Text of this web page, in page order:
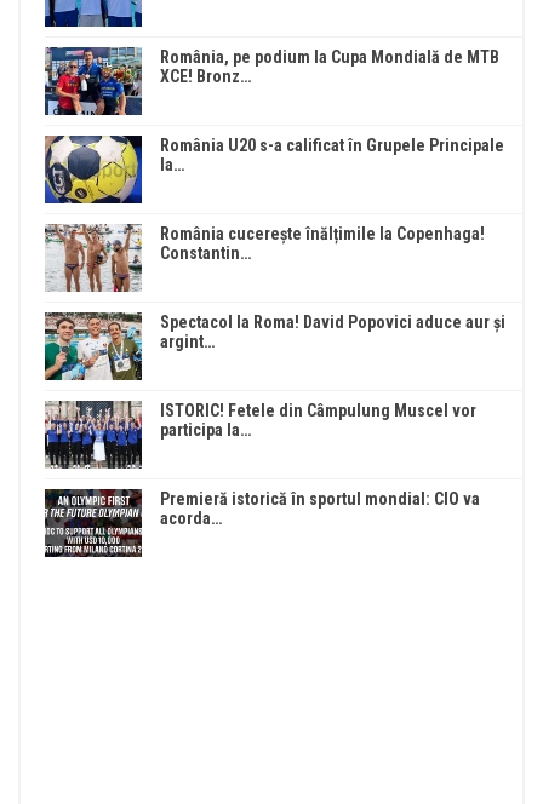
România, pe podium la Cupa Mondială de MTB
XCE! Bronz…
România U20 s-a calificat în Grupele Principale
la…
România cucerește înălțimile la Copenhaga!
Constantin…
Spectacol la Roma! David Popovici aduce aur și
argint…
ISTORIC! Fetele din Câmpulung Muscel vor
participa la…
Premieră istorică în sportul mondial: CIO va
acorda…